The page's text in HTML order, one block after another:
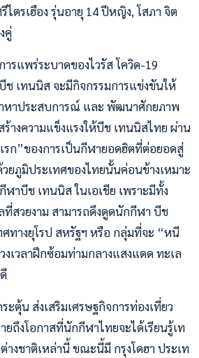
ไตรเฮือง รุ่นอายุ 14 ปีหญิง, โสภา จิต
คู่
รแพร่ระบาดของไวรัส โควิด-19
ช เทนนิส จะมีกิจกรรมการแข่งขันให้
หาประสบการณ์ และ พัฒนาศักยภาพ
างความแข็งแรงให้บีช เทนนิสไทย ผ่าน
รก”ของการเป็นกีฬายอดฮิตที่ต่อยอดสู่
ภูมิประเทศของไทยนั้นค่อนข้างเหมาะ
าบีช เทนนิส ในเอเชีย เพราะมีทั้ง
ที่สวยงาม สามารถดึงดูดนักกีฬา บีช
ทางยุโรป สหรัฐฯ หรือ กลุ่มที่จะ “หนี
งเวลาฝึกซ้อมท่ามกลางแสงแดด ทะเล
ตุ้น ส่งเสริมเศรษฐกิจการท่องเที่ยว
ยถึงโอกาสที่นักกีฬาไทยจะได้เรียนรู้เท
งชาติเหล่านี้ ขณะนี้มี กรุงโดฮา ประเท